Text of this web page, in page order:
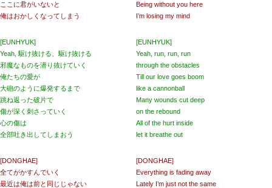
ここに君がいないと
俺はおかしくなってしまう
[EUNHYUK]
Yeah, 駆け抜ける、駆け抜ける
邪魔なものを潜り抜けていく
俺たちの愛が
大砲のように爆発するまで
跳ね返った破片で
傷が深く刺さっていく
心の傷は
全部吐き出してしまおう
[DONGHAE]
全てがかすんでいく
最近は俺は前と同じじゃない
Being without you here
I’m losing my mind
[EUNHYUK]
Yeah, run, run, run
through the obstacles
Till our love goes boom
like a cannonball
Many wounds cut deep
on the rebound
All of the hurt inside
let it breathe out
[DONGHAE]
Everything is fading away
Lately I’m just not the same